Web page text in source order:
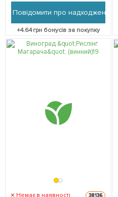
Повідомити про надходження
+4.64грн бонусів за покупку
Немає в наявності 38136